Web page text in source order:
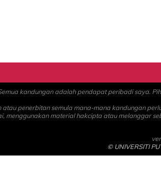
kandungan adalah pendapat peribadi saya.
penerbitan semula mana-mana kandungan
menggunakan material hakcipta atau melanggar
© UNIVERSITI